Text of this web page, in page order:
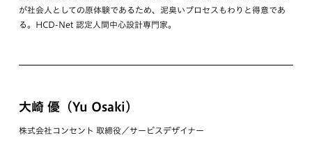
が社会人としての原体験であるため、泥臭いプロセスもわりと得意であ
る。HCD-Net 認定人間中心設計専門家。
大崎 優（Yu Osaki）
株式会社コンセント 取締役／サービスデザイナー